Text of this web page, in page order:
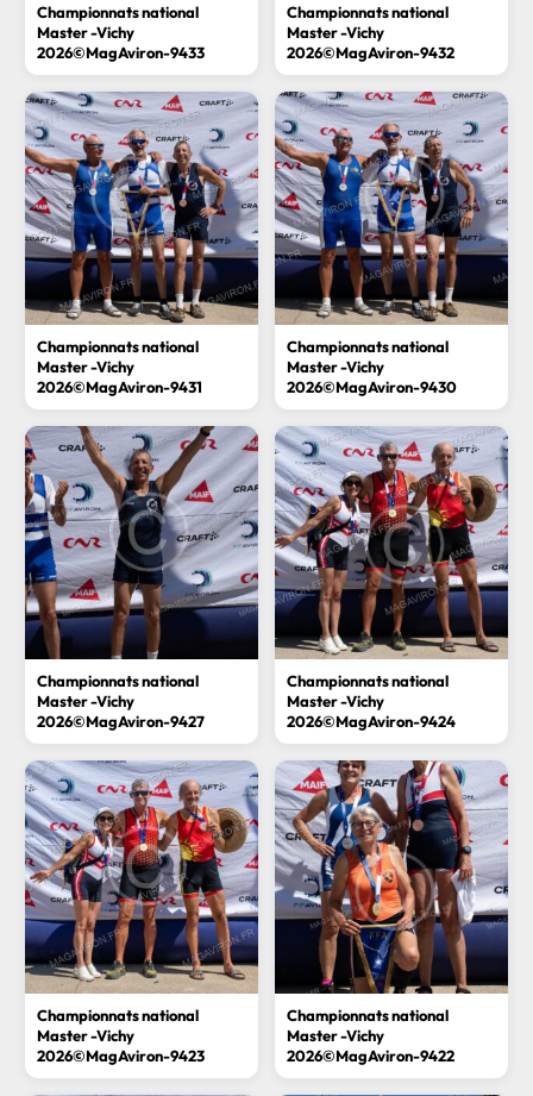
Championnats national
Master -Vichy
2026©MagAviron-9433
Championnats national
Master -Vichy
2026©MagAviron-9432
Championnats national
Master -Vichy
2026©MagAviron-9431
Championnats national
Master -Vichy
2026©MagAviron-9430
Championnats national
Master -Vichy
2026©MagAviron-9427
Championnats national
Master -Vichy
2026©MagAviron-9424
Championnats national
Master -Vichy
2026©MagAviron-9423
Championnats national
Master -Vichy
2026©MagAviron-9422